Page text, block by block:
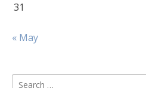
31
« May
Search